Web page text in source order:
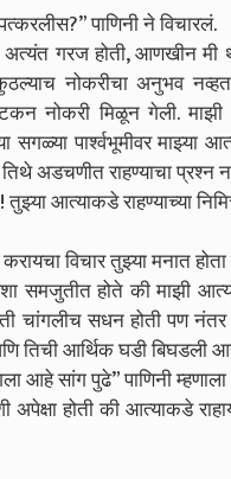
पाणिनी ने विचारलं.
अत्यंत गरज होती, आणखीन
नोकरीचा अनुभव
नोकरी मिळून गेली.
पार्श्वभूमीवर माझ्या
अडचणीत राहण्याचा प्रश्न
आत्याकडे राहण्याच्या
विचार तुझ्या मनात होता
समजुतीत होते की माझी
चांगलीच सधन होती पण
तिची आर्थिक घडी बिघडली
आहे सांग पुढे” पाणिनी म्हणाला
अपेक्षा होती की आत्याकडे